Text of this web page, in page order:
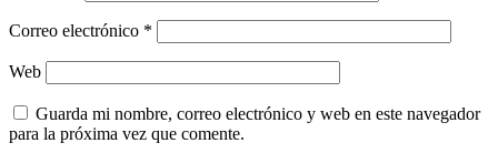
Correo electrónico *
Web
Guarda mi nombre, correo electrónico y web en este navegador
para la próxima vez que comente.